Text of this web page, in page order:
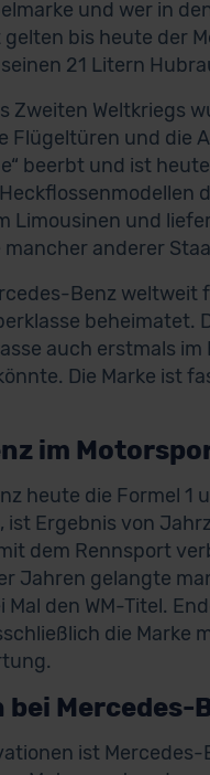
und wer in
bis heute der
21 Litern
Zweiten Weltkriegs
Flügeltüren und die
beerbt und ist
Limousinen und
anderer
Benz weltweit
beheimatet.
auch erstmals
Die Marke ist
im
heute die Formel
ist Ergebnis von
dem Rennsport
Jahren gelangte
Mal den WM-Titel.
die Marke
Mercedes-
ist